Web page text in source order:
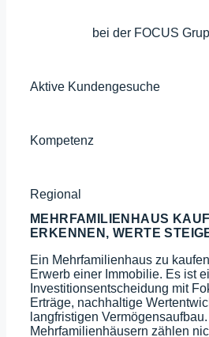
bei der FOCUS
Aktive Kundengesuche
Kompetenz
Regional
MEHRFAMILIENHAUS
ERKENNEN, WERTE
Ein Mehrfamilienhaus zu
Erwerb einer Immobilie. Es ist
Investitionsentscheidung mit
Erträge, nachhaltige
langfristigen
Mehrfamilienhäusern zählen